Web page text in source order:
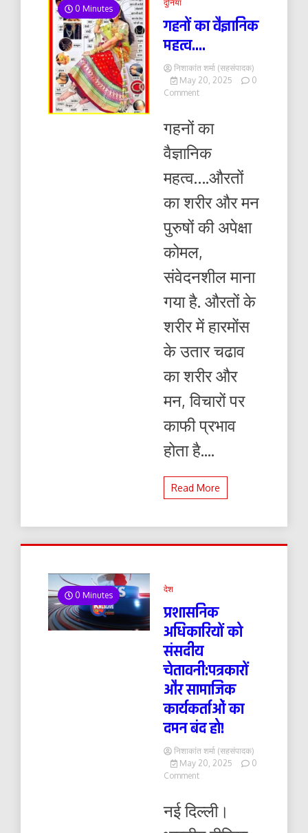
0 Minutes
दुनिया
गहनों का वैज्ञानिक
महत्व….
निशाकांत शर्मा (सहसंपादक)
May 20, 2025
0
Commenton
वैज्ञानिक
गहनों का
वैज्ञानिक
महत्व….औरतों
का शरीर और मन
पुरुषों की अपेक्षा
कोमल,
संवेदनशील माना
गया है. औरतों के
शरीर में हारमोंस
के उतार चढाव
का शरीर और
मन, विचारों पर
काफी प्रभाव
होता है....
Read More
0 Minutes
देश
प्रशासनिक
अधिकारियों को
संसदीय
चेतावनी:पत्रकारों
और सामाजिक
कार्यकर्ताओं का
दमन बंद हो!
निशाकांत शर्मा (सहसंपादक)
May 20, 2025
0
Commenton
को
नई दिल्ली।